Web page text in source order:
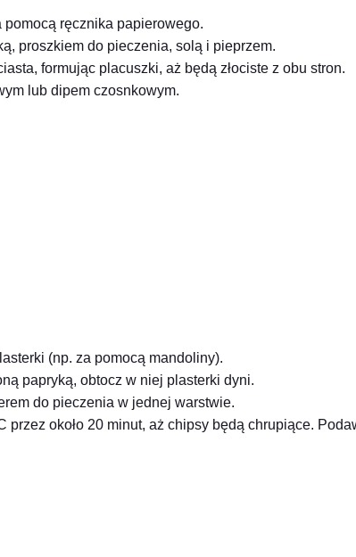
ręcznika papierowego.
proszkiem do pieczenia, solą i pieprzem.
formując placuszki, aż będą złociste z obu stron.
lub dipem czosnkowym.
(np. za pomocą mandoliny).
papryką, obtocz w niej plasterki dyni.
do pieczenia w jednej warstwie.
przez około 20 minut, aż chipsy będą chrupiące.